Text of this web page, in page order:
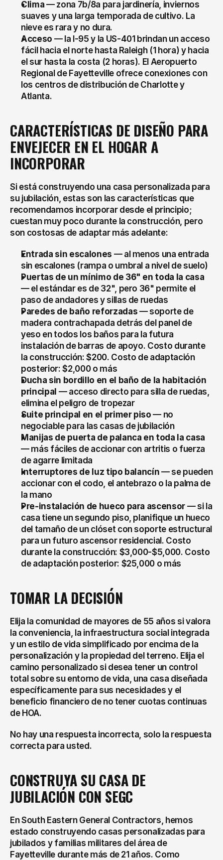
Clima — zona 7b/8a para jardinería, inviernos
suaves y una larga temporada de cultivo. La
nieve es rara y no dura.
Acceso — la I-95 y la US-401 brindan un acceso
fácil hacia el norte hasta Raleigh (1 hora) y hacia
el sur hasta la costa (2 horas). El Aeropuerto
Regional de Fayetteville ofrece conexiones con
los centros de distribución de Charlotte y
Atlanta.
CARACTERÍSTICAS DE DISEÑO PARA
ENVEJECER EN EL HOGAR A
INCORPORAR
Si está construyendo una casa personalizada para
su jubilación, estas son las características que
recomendamos incorporar desde el principio;
cuestan muy poco durante la construcción, pero
son costosas de adaptar más adelante:
Entrada sin escalones — al menos una entrada
sin escalones (rampa o umbral a nivel de suelo)
Puertas de un mínimo de 36" en toda la casa
— el estándar es de 32", pero 36" permite el
paso de andadores y sillas de ruedas
Paredes de baño reforzadas — soporte de
madera contrachapada detrás del panel de
yeso en todos los baños para la futura
instalación de barras de apoyo. Costo durante
la construcción: $200. Costo de adaptación
posterior: $2,000 o más
Ducha sin bordillo en el baño de la habitación
principal — acceso directo para silla de ruedas,
elimina el peligro de tropezar
Suite principal en el primer piso — no
negociable para las casas de jubilación
Manijas de puerta de palanca en toda la casa
— más fáciles de accionar con artritis o fuerza
de agarre limitada
Interruptores de luz tipo balancín — se pueden
accionar con el codo, el antebrazo o la palma de
la mano
Pre-instalación de hueco para ascensor — si la
casa tiene un segundo piso, planifique un hueco
del tamaño de un clóset con soporte estructural
para un futuro ascensor residencial. Costo
durante la construcción: $3,000-$5,000. Costo
de adaptación posterior: $25,000 o más
TOMAR LA DECISIÓN
Elija la comunidad de mayores de 55 años si valora
la conveniencia, la infraestructura social integrada
y un estilo de vida simplificado por encima de la
personalización y la propiedad del terreno. Elija el
camino personalizado si desea tener un control
total sobre su entorno de vida, una casa diseñada
específicamente para sus necesidades y el
beneficio financiero de no tener cuotas continuas
de HOA.
No hay una respuesta incorrecta, solo la respuesta
correcta para usted.
CONSTRUYA SU CASA DE
JUBILACIÓN CON SEGC
En South Eastern General Contractors, hemos
estado construyendo casas personalizadas para
jubilados y familias militares del área de
Fayetteville durante más de 21 años. Como